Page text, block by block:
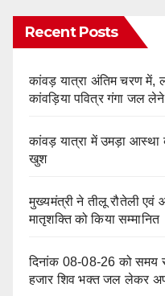
Recent Posts
कांवड़ यात्रा अंतिम चरण में,
कांवड़िया पवित्र गंगा जल लेने
कांवड़ यात्रा में उमड़ा
खुश
मुख्यमंत्री ने तीलू रौतेली एवं
मातृशक्ति को किया सम्मानित
दिनांक 08-08-26 को
हजार शिव भक्त जल लेकर